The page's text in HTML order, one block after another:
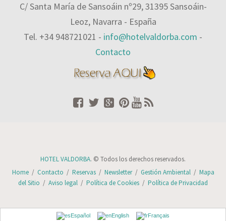
C/ Santa María de Sansoáin nº29, 31395 Sansoáin-
Leoz, Navarra - España
Tel. +34 948721021 - info@hotelvaldorba.com -
Contacto
HOTEL VALDORBA. © Todos los derechos reservados.
Home/ Contacto / Reservas/ Newsletter/ Gestión Ambiental/ Mapa
del Sitio / Aviso legal / Política de Cookies / Política de Privacidad
Español English Français